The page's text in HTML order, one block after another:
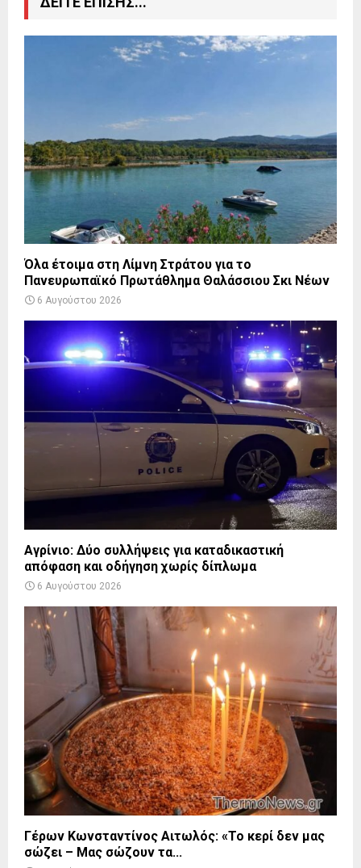
Όλα έτοιμα στη Λίμνη Στράτου για το
Πανευρωπαϊκό Πρωτάθλημα Θαλάσσιου Σκι Νέων
6 Αυγούστου 2026
Αγρίνιο: Δύο συλλήψεις για καταδικαστική
απόφαση και οδήγηση χωρίς δίπλωμα
6 Αυγούστου 2026
Γέρων Κωνσταντίνος Αιτωλός: «Το κερί δεν μας
σώζει – Μας σώζουν τα...